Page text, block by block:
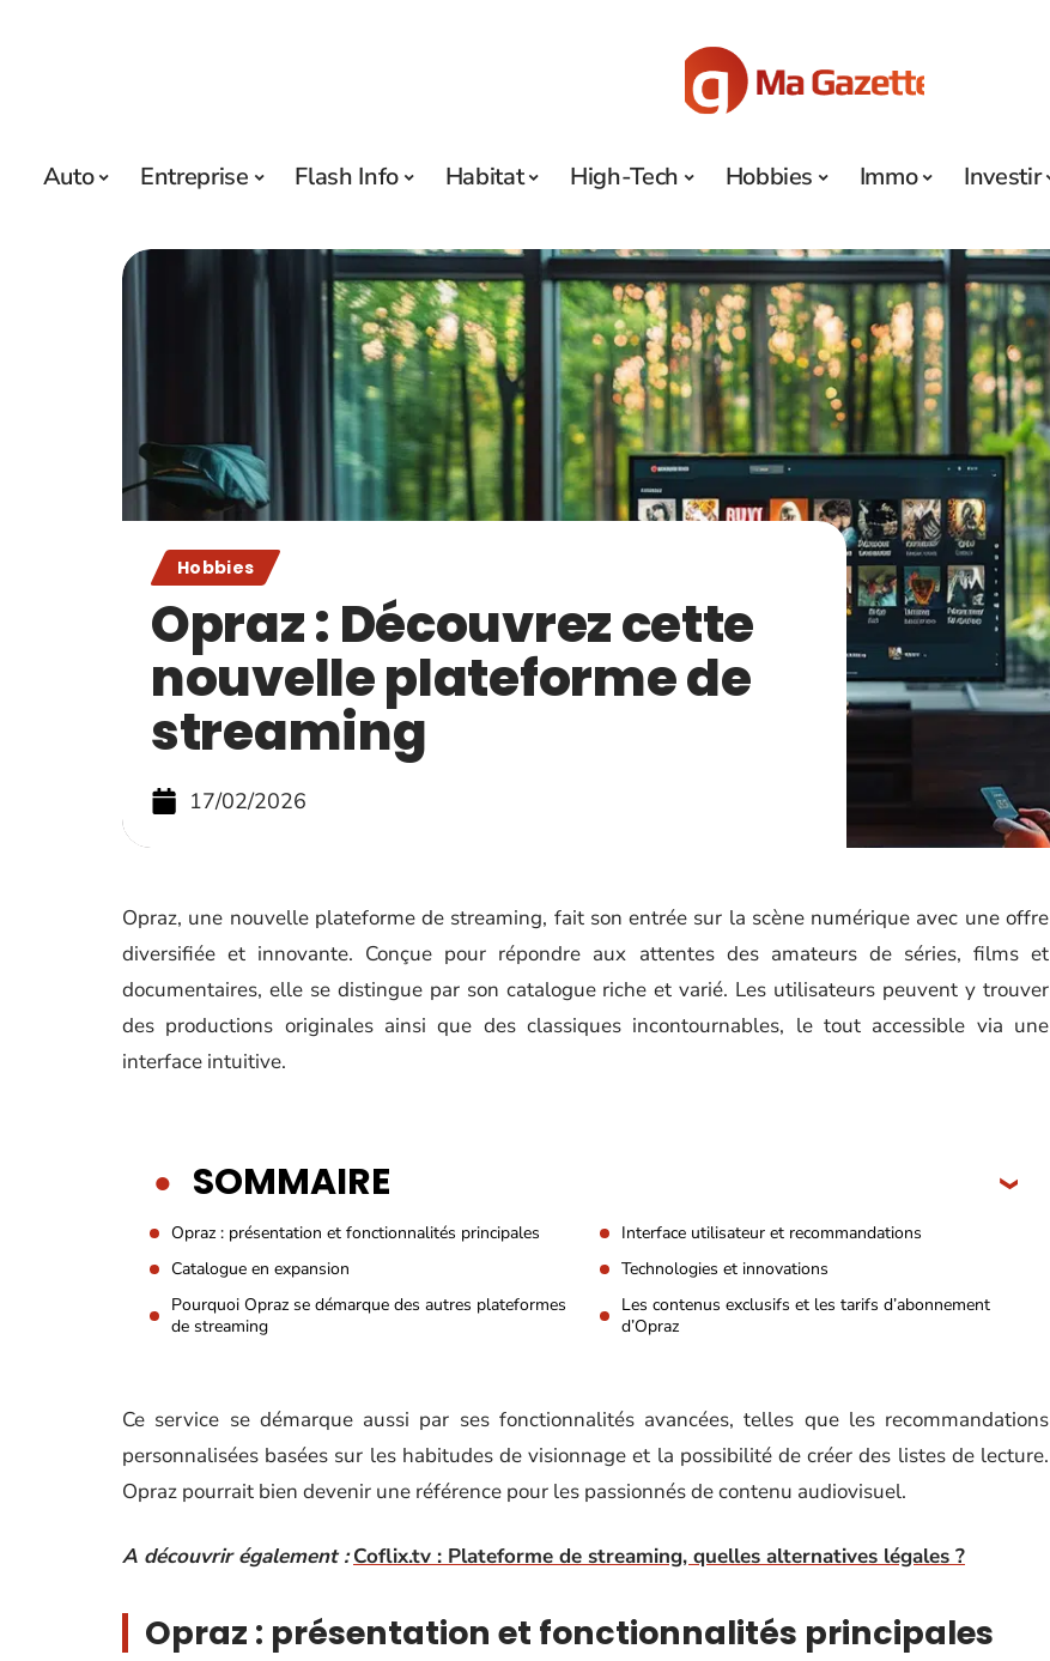
Auto Entreprise Flash Info Habitat High-Tech Hobbies Immo Investir
Hobbies
Opraz : Découvrez cette
nouvelle plateforme de
streaming
17/02/2026
Opraz, une nouvelle plateforme de streaming, fait son entrée sur la scène numérique avec une offre
diversifiée et innovante. Conçue pour répondre aux attentes des amateurs de séries, films et
documentaires, elle se distingue par son catalogue riche et varié. Les utilisateurs peuvent y trouver
des productions originales ainsi que des classiques incontournables, le tout accessible via une
interface intuitive.
SOMMAIRE
Opraz : présentation et fonctionnalités principales
Interface utilisateur et recommandations
Catalogue en expansion
Technologies et innovations
Pourquoi Opraz se démarque des autres plateformes
de streaming
Les contenus exclusifs et les tarifs d’abonnement
d’Opraz
Ce service se démarque aussi par ses fonctionnalités avancées, telles que les recommandations
personnalisées basées sur les habitudes de visionnage et la possibilité de créer des listes de lecture.
Opraz pourrait bien devenir une référence pour les passionnés de contenu audiovisuel.
A découvrir également : Coflix.tv : Plateforme de streaming, quelles alternatives légales ?
Opraz : présentation et fonctionnalités principales